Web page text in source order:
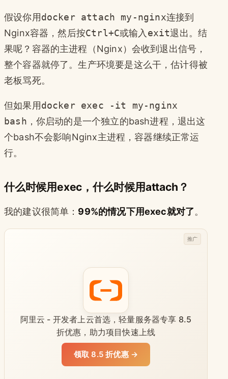
假设你用docker attach my-nginx连接到
Nginx容器，然后按Ctrl+C或输入 exit退出。结
果呢？容器的主进程（Nginx）会收到退出信号，
整个容器就停了。生产环境要是这么干，估计得被
老板骂死。
但如果用docker exec -it my-nginx
bash ，你启动的是一个独立的bash进程，退出这
个bash不会影响Nginx主进程，容器继续正常运
行。
什么时候用exec，什么时候用attach？
我的建议很简单： 99%的情况下用exec就对了。
阿里云 - 开发者上云首选，轻量服务器专享 8.5
折优惠，助力项目快速上线
领取 8.5 折优惠 →
推广